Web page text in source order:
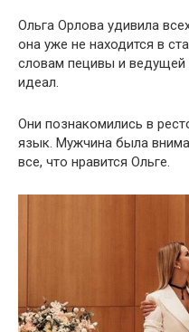
Ольга Орлова удивила
она уже не находится в
словам пецивы и
идеал.
Они познакомились в
язык. Мужчина была
все, что нравится Ольге.